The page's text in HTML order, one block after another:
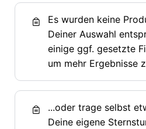
Es wurden keine
Deiner Auswahl
einige ggf. gesetzte
um mehr Ergebnisse
...oder trage selbst
Deine eigene